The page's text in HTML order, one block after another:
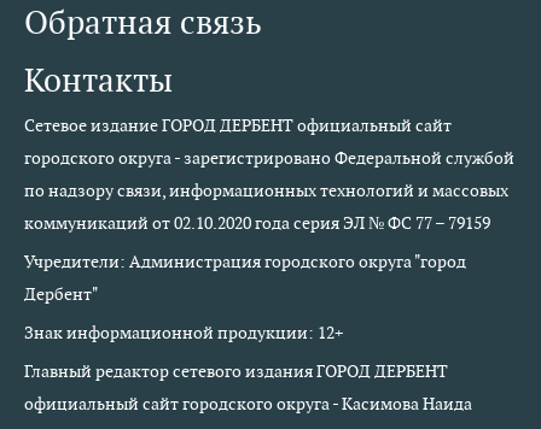
Обратная связь
Контакты
Сетевое издание ГОРОД ДЕРБЕНТ официальный сайт
городского округа - зарегистрировано Федеральной службой
по надзору связи, информационных технологий и массовых
коммуникаций от 02.10.2020 года серия ЭЛ № ФС 77 – 79159
Учредители: Администрация городского округа "город
Дербент"
Знак информационной продукции: 12+
Главный редактор сетевого издания ГОРОД ДЕРБЕНТ
официальный сайт городского округа - Касимова Наида